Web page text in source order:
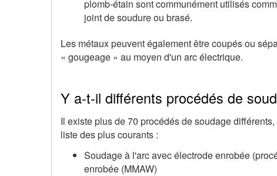
plomb-étain sont communément utilisés
joint de soudure ou brasé.
Les métaux peuvent également être coupés ou
« gougeage » au moyen d'un arc électrique.
Y a-t-il différents procédés de
Il existe plus de 70 procédés de soudage
liste des plus courants :
Soudage à l'arc avec électrode enrobée
enrobée (MMAW)